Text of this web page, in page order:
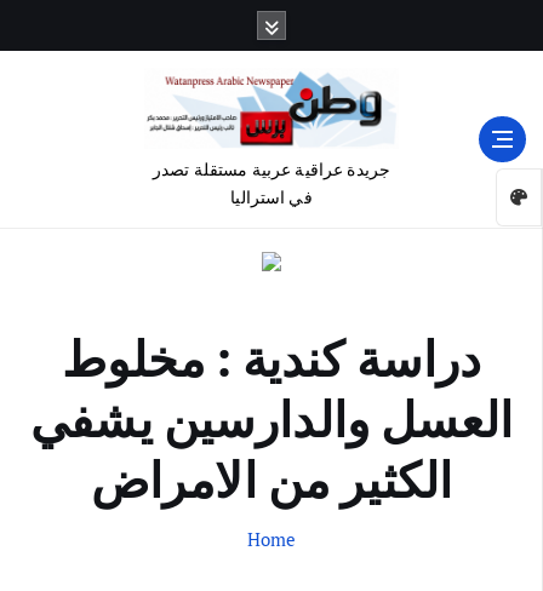
جريدة عراقية عربية مستقلة تصدر
في استراليا
دراسة كندية : مخلوط
العسل والدارسين يشفي
الكثير من الامراض
Home